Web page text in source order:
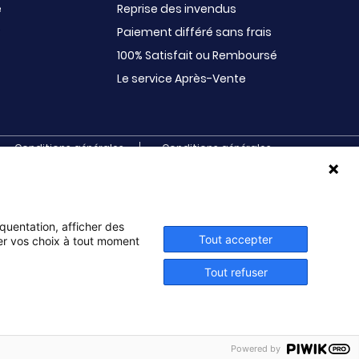
Reprise des invendus
Paiement différé sans frais
100% Satisfait ou Remboursé
Le service Après-Vente
Conditions générales
Conditions générales
s’adresse aux écoles primaires,
aux IUT, aux MFR, aux IFSI, aux associations
sociales, musicales, paroissiales, de jumelage,
afficher des
vos choix à tout moment
Tout accepter
Tout refuser
Powered by